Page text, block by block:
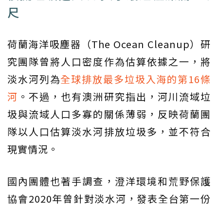
尺
荷蘭海洋吸塵器（The Ocean Cleanup）研
究團隊曾將人口密度作為估算依據之一，將
淡水河列為全球排放最多垃圾入海的第16條
河 。不過，也有澳洲研究指出，河川流域垃
圾與流域人口多寡的關係薄弱，反映荷蘭團
隊以人口估算淡水河排放垃圾多，並不符合
現實情況。
國內團體也著手調查，澄洋環境和荒野保護
協會2020年曾針對淡水河，發表全台第一份